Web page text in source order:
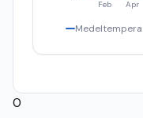
Feb Apr
0